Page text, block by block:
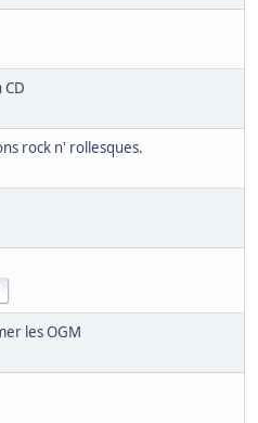
rock n' rollesques.
les OGM